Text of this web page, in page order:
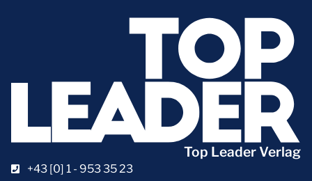
Top Leader Verlag
+43 [0] 1 - 953 35 23